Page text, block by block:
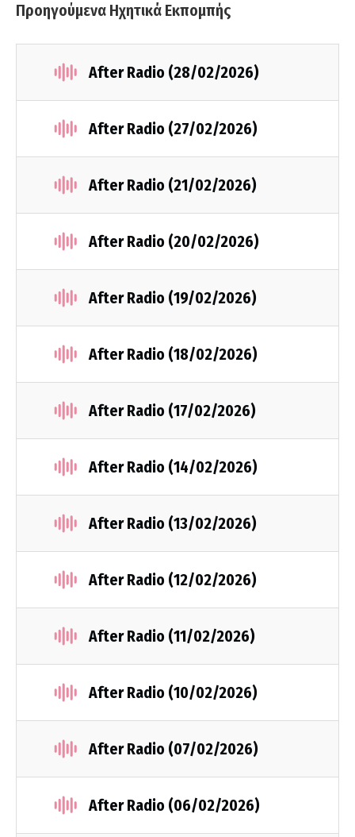
Προηγούμενα Ηχητικά Εκπομπής
After Radio (28/02/2026)
After Radio (27/02/2026)
After Radio (21/02/2026)
After Radio (20/02/2026)
After Radio (19/02/2026)
After Radio (18/02/2026)
After Radio (17/02/2026)
After Radio (14/02/2026)
After Radio (13/02/2026)
After Radio (12/02/2026)
After Radio (11/02/2026)
After Radio (10/02/2026)
After Radio (07/02/2026)
After Radio (06/02/2026)